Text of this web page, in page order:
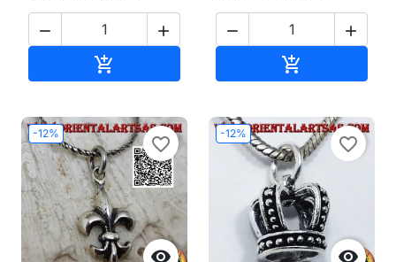
 

 

-12%

favorite_border
-12%

favorite_border